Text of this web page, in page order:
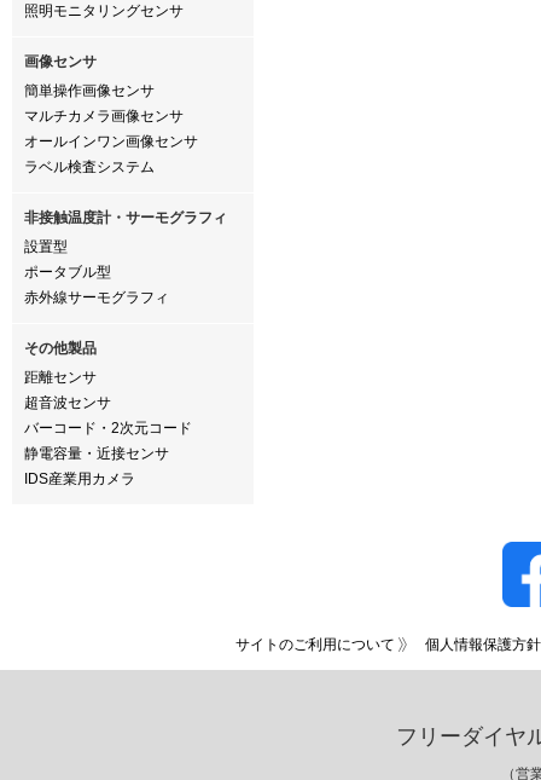
照明モニタリングセンサ
画像センサ
簡単操作画像センサ
マルチカメラ画像センサ
オールインワン画像センサ
ラベル検査システム
非接触温度計・サーモグラフィ
設置型
ポータブル型
赤外線サーモグラフィ
その他製品
距離センサ
超音波センサ
バーコード・2次元コード
静電容量・近接センサ
IDS産業用カメラ
サイトのご利用について 個人情報保護方針
フリーダイヤ
（営